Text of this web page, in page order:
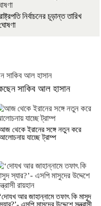
নির্বাচনের চূড়ান্ত তারিখ
সাকিব আল হাসান
থেকে ইরানের সঙ্গে নতুন করে
যাচ্ছে ট্রাম্প
‘দোযখ আর জাহান্নামে তফাৎ কি মাসুদ
এসপি মাসুদের উদ্দেশে সন্ত্রাসী